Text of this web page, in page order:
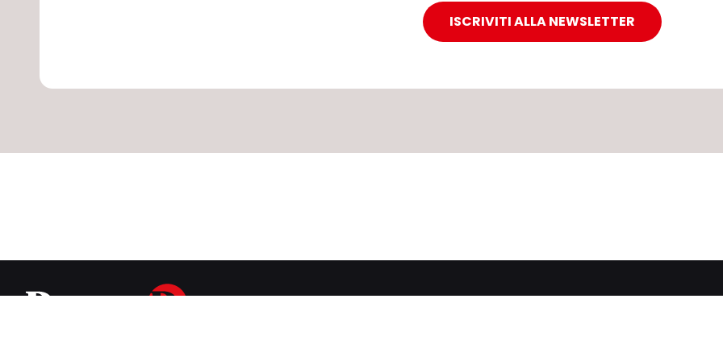
ISCRIVITI ALLA NEWSLETTER